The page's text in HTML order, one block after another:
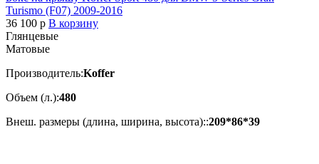
Turismo (F07) 2009-2016
36 100 p В корзину
Глянцевые
Матовые
Производитель:Koffer
Объем (л.):480
Внеш. размеры (длина, ширина, высота)::209*86*39